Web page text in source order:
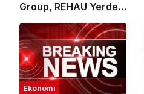
Group, REHAU Yerden
Isıtma Sistemleri’nin
Türkiye’deki tek yetkili
distribütörü oldu
Ekonomi